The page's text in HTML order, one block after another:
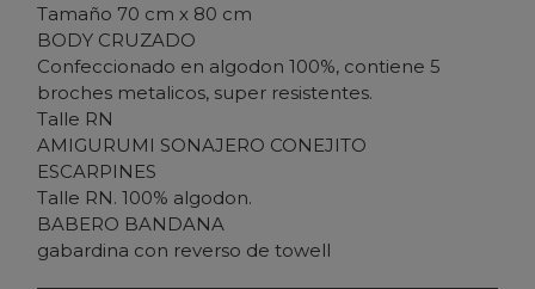
Tamaño 70 cm x 80 cm
BODY CRUZADO
Confeccionado en algodon 100%, contiene 5
broches metalicos, super resistentes.
Talle RN
AMIGURUMI SONAJERO CONEJITO
ESCARPINES
Talle RN. 100% algodon.
BABERO BANDANA
gabardina con reverso de towell